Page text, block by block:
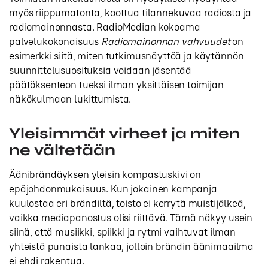
myös riippumatonta, koottua tilannekuvaa radiosta ja
radiomainonnasta. RadioMedian kokoama
palvelukokonaisuus Radiomainonnan vahvuudeton
esimerkki siitä, miten tutkimusnäyttöä ja käytännön
suunnittelusuosituksia voidaan jäsentää
päätöksenteon tueksi ilman yksittäisen toimijan
näkökulmaan lukittumista.
Yleisimmät virheet ja miten
ne vältetään
Äänibrändäyksen yleisin kompastuskivi on
epäjohdonmukaisuus. Kun jokainen kampanja
kuulostaa eri brändiltä, toisto ei kerrytä muistijälkeä,
vaikka mediapanostus olisi riittävä. Tämä näkyy usein
siinä, että musiikki, spiikki ja rytmi vaihtuvat ilman
yhteistä punaista lankaa, jolloin brändin äänimaailma
ei ehdi rakentua.